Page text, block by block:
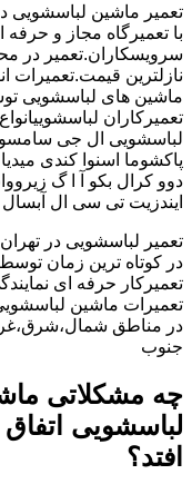
تعمیر ماشین لباسشویی
با تعمیرگاه مجاز و حرفه
سرویسکاران.تعمیر در
نازلترین قیمت.تعمیرات
ماشین های لباسشویی
تعمیرکاران
لباسشویی ال جی
پاکشوما اسنوا کندی
دوو کرال بکو آ ا گ
ایندزیت تی سی ال آبسال
تعمیر لباسشویی در
در کوتاه ترین زمان توسط
تعمیرکار حرفه ای
تعمیرات ماشین
در مناطق
جنوب
چه مشکلاتی
لباسشویی
افتد؟